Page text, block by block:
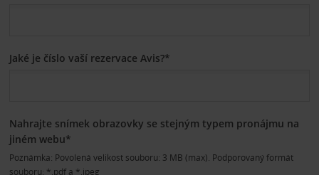
Jaké je číslo vaší rezervace Avis?*
Nahrajte snímek obrazovky se stejným typem pronájmu na
jiném webu*
Poznámka: Povolená velikost souboru: 3 MB (max). Podporovaný formát
souboru: *.pdf a *.jpeg